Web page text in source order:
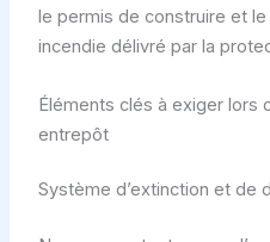
le permis de construire et
incendie délivré par la
Éléments clés à exiger lors
entrepôt
Système d’extinction et de